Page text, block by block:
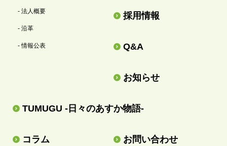
- 法人概要
- 沿革
- 情報公表
採用情報
Q&A
お知らせ
TUMUGU -日々のあすか物語-
コラム お問い合わせ